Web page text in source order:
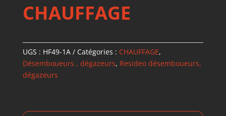
CHAUFFAGE
UGS : HF49-1A Catégories : CHAUFFAGE,
Désemboueurs , dégazeurs, Resideo désemboueurs,
dégazeurs